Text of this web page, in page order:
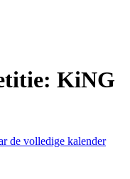
KiNG
de volledige kalender